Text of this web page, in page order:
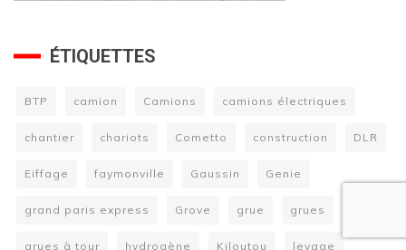
ÉTIQUETTES
BTP camion Camions camions électriques
chantier chariots Cometto construction DLR
Eiffage faymonville Gaussin Genie
grand paris express Grove grue grues
grues à tour hydrogène Kiloutou levage